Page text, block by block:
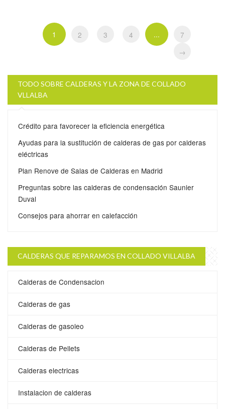
1 2 3 4 ...
7
→
TODO SOBRE CALDERAS Y LA ZONA DE COLLADO
VLLALBA
Crédito para favorecer la eficiencia energética
Ayudas para la sustitución de calderas de gas por calderas
eléctricas
Plan Renove de Salas de Calderas en Madrid
Preguntas sobre las calderas de condensación Saunier
Duval
Consejos para ahorrar en calefacción
CALDERAS QUE REPARAMOS EN COLLADO VILLALBA
Calderas de Condensacion
Calderas de gas
Calderas de gasoleo
Calderas de Pellets
Calderas electricas
Instalacion de calderas